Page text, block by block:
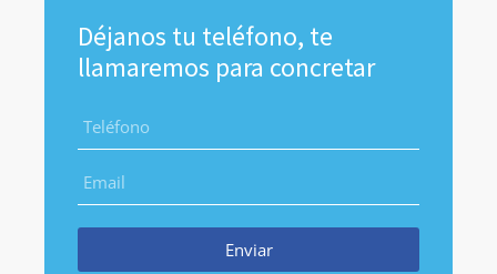
Déjanos tu teléfono, te
llamaremos para concretar
Enviar